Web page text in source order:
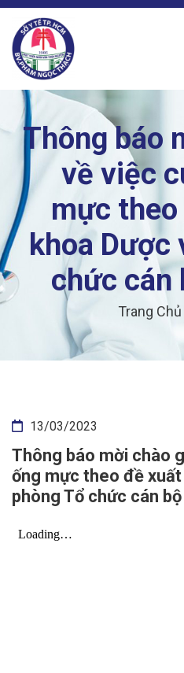
Thông báo
về việc
mực
khoa Dược
chức cán
Trang Chủ
13/03/2023
Thông báo mời chào
ống mực theo đề
phòng Tổ chức cán bộ